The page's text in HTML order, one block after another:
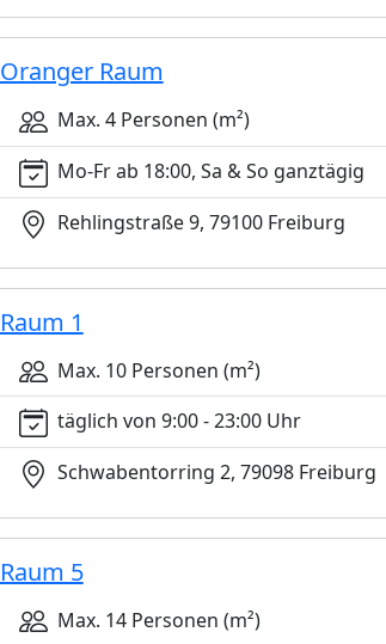
Oranger Raum
Max. 4 Personen (m²)
Mo-Fr ab 18:00, Sa & So ganztägig
Rehlingstraße 9, 79100 Freiburg
Raum 1
Max. 10 Personen (m²)
täglich von 9:00 - 23:00 Uhr
Schwabentorring 2, 79098 Freiburg
Raum 5
Max. 14 Personen (m²)